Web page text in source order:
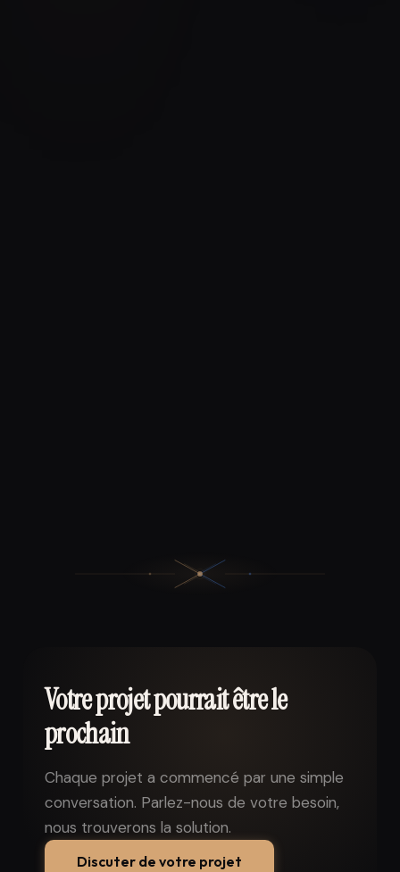
Votre projet pourrait être le
prochain
Chaque projet a commencé par une simple
conversation. Parlez-nous de votre besoin,
nous trouverons la solution.
Discuter de votre projet